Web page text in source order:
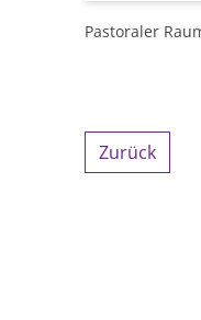
Pastoraler
Zurück